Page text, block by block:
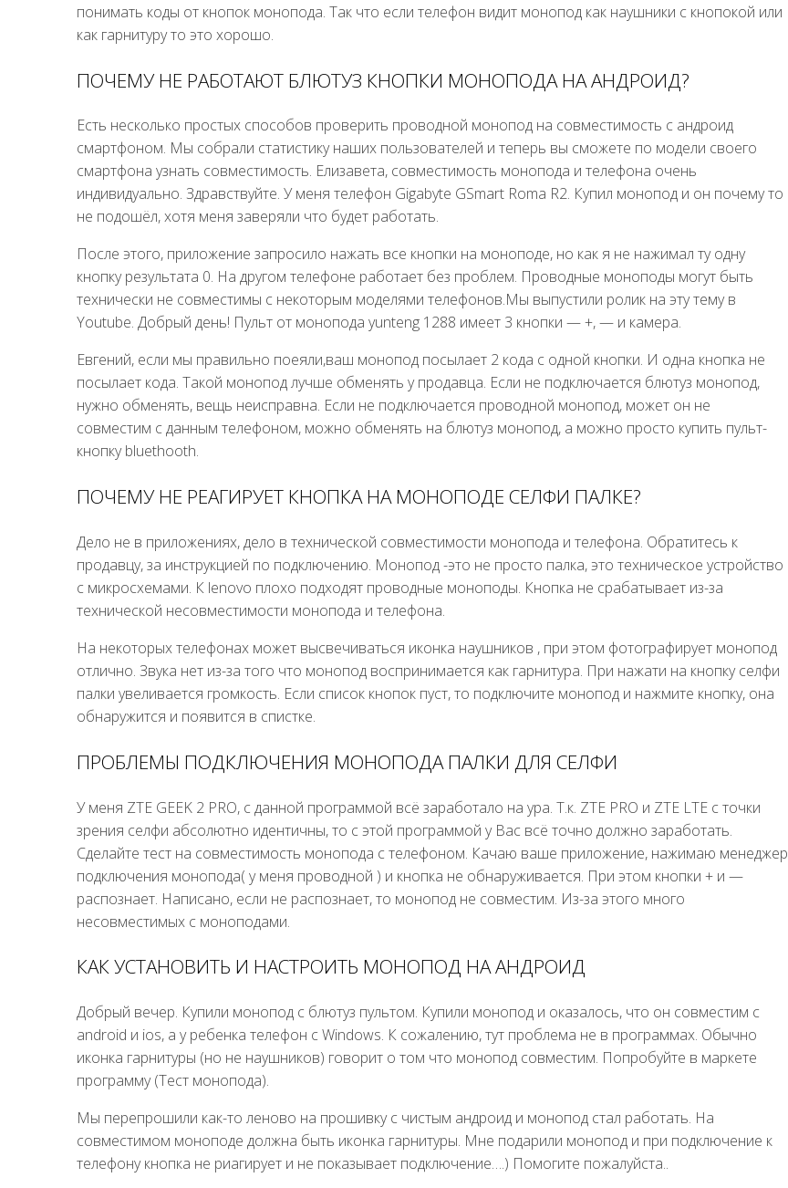
понимать коды от кнопок монопода. Так что если телефон видит монопод как наушники с кнопокой или
как гарнитуру то это хорошо.
ПОЧЕМУ НЕ РАБОТАЮТ БЛЮТУЗ КНОПКИ МОНОПОДА НА АНДРОИД?
Есть несколько простых способов проверить проводной монопод на совместимость с андроид
смартфоном. Мы собрали статистику наших пользователей и теперь вы сможете по модели своего
смартфона узнать совместимость. Елизавета, совместимость монопода и телефона очень
индивидуально. Здравствуйте. У меня телефон Gigabyte GSmart Roma R2. Купил монопод и он почему то
не подошёл, хотя меня заверяли что будет работать.
После этого, приложение запросило нажать все кнопки на моноподе, но как я не нажимал ту одну
кнопку результата 0. На другом телефоне работает без проблем. Проводные моноподы могут быть
технически не совместимы с некоторым моделями телефонов.Мы выпустили ролик на эту тему в
Youtube. Добрый день! Пульт от монопода yunteng 1288 имеет 3 кнопки — +, — и камера.
Евгений, если мы правильно поеяли,ваш монопод посылает 2 кода с одной кнопки. И одна кнопка не
посылает кода. Такой монопод лучше обменять у продавца. Если не подключается блютуз монопод,
нужно обменять, вещь неисправна. Если не подключается проводной монопод, может он не
совместим с данным телефоном, можно обменять на блютуз монопод, а можно просто купить пульт-
кнопку bluethooth.
ПОЧЕМУ НЕ РЕАГИРУЕТ КНОПКА НА МОНОПОДЕ СЕЛФИ ПАЛКЕ?
Дело не в приложениях, дело в технической совместимости монопода и телефона. Обратитесь к
продавцу, за инструкцией по подключению. Монопод -это не просто палка, это техническое устройство
с микросхемами. К lenovo плохо подходят проводные моноподы. Кнопка не срабатывает из-за
технической несовместимости монопода и телефона.
На некоторых телефонах может высвечиваться иконка наушников , при этом фотографирует монопод
отлично. Звука нет из-за того что монопод воспринимается как гарнитура. При нажати на кнопку селфи
палки увеливается громкость. Если список кнопок пуст, то подключите монопод и нажмите кнопку, она
обнаружится и появится в спистке.
ПРОБЛЕМЫ ПОДКЛЮЧЕНИЯ МОНОПОДА ПАЛКИ ДЛЯ СЕЛФИ
У меня ZTE GEEK 2 PRO, с данной программой всё заработало на ура. Т.к. ZTE PRO и ZTE LTE с точки
зрения селфи абсолютно идентичны, то с этой программой у Вас всё точно должно заработать.
Сделайте тест на совместимость монопода с телефоном. Качаю ваше приложение, нажимаю менеджер
подключения монопода( у меня проводной ) и кнопка не обнаруживается. При этом кнопки + и —
распознает. Написано, если не распознает, то монопод не совместим. Из-за этого много
несовместимых с моноподами.
КАК УСТАНОВИТЬ И НАСТРОИТЬ МОНОПОД НА АНДРОИД
Добрый вечер. Купили монопод с блютуз пультом. Купили монопод и оказалось, что он совместим с
android и ios, а у ребенка телефон c Windows. К сожалению, тут проблема не в программах. Обычно
иконка гарнитуры (но не наушников) говорит о том что монопод совместим. Попробуйте в маркете
программу (Тест монопода).
Мы перепрошили как-то леново на прошивку с чистым андроид и монопод стал работать. На
совместимом моноподе должна быть иконка гарнитуры. Мне подарили монопод и при подключение к
телефону кнопка не риагирует и не показывает подключение….) Помогите пожалуйста..